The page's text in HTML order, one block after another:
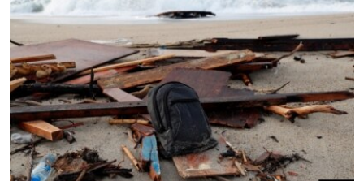
ອິດສະຫຼະພາບດ້ານການຂ່າວ
ຊີວິດຊາວລາວ
ຊຸມຊົນຊາວລາວ
ວິທະຍາສາດ-ເທັກໂນໂລຈີ
ທຸລະກິດ
ພາສາອັງກິດ